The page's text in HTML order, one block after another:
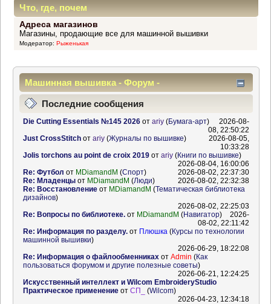
Что, где, почем
Адреса магазинов
Магазины, продающие все для машинной вышивки
Модератор: Рыженькая
Машинная вышивка - Форум -
Информационный центр
Последние сообщения
Die Cutting Essentials №145 2026от ariy(Бумага-арт)
2026-08-
08, 22:50:22
Just CrossStitchот ariy(Журналы по вышивке)
2026-08-05,
10:33:28
Jolis torchons au point de croix 2019от ariy(Книги по вышивке)
2026-08-04, 16:00:06
Re: Футбол от MDiamandM (Спорт)
2026-08-02, 22:37:30
Re: Младенцыот MDiamandM (Люди)
2026-08-02, 22:32:38
Re: Восстановлениеот MDiamandM (Тематическая библиотека
дизайнов)
2026-08-02, 22:25:03
Re: Вопросы по библиотеке.от MDiamandM (Навигатор)
2026-
08-02, 22:11:42
Re: Информация по разделу.от Плюшка (Курсы по технологии
машинной вышивки)
2026-06-29, 18:22:08
Re: Информация о файлообменникахот Admin (Как
пользоваться форумом и другие полезные советы)
2026-06-21, 12:24:25
Искусственный интеллект и Wilcom EmbroideryStudio
Практическое применениеот СП_ (Wilcom)
2026-04-23, 12:34:18